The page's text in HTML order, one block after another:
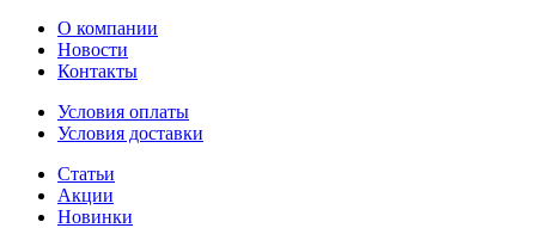
О компании
Новости
Контакты
Условия оплаты
Условия доставки
Статьи
Акции
Новинки